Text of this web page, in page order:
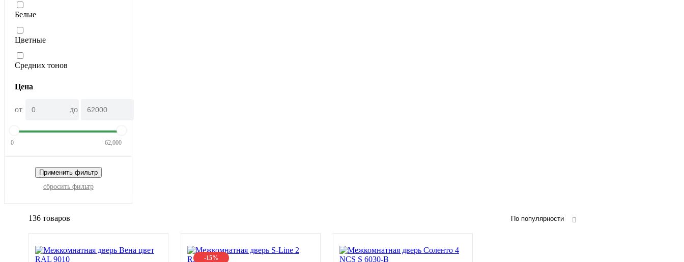
Белые
Цветные
Средних тонов
Цена
от до
0 62,000
Применить фильтр
сбросить фильтр
136 товаров По популярности
-15%